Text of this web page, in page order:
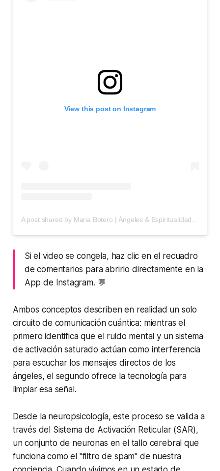
View this post on Instagram
A post shared by Maria Botero | Ángeles & Espiritualidad (@mariaboterob)
Si el video se congela, haz clic en el recuadro
de comentarios para abrirlo directamente en la
App de Instagram. 💬
Ambos conceptos describen en realidad un solo
circuito de comunicación cuántica: mientras el
primero identifica que el ruido mental y un sistema
de activación saturado actúan como interferencia
para escuchar los mensajes directos de los
ángeles, el segundo ofrece la tecnología para
limpiar esa señal.
Desde la neuropsicología, este proceso se valida a
través del Sistema de Activación Reticular (SAR),
un conjunto de neuronas en el tallo cerebral que
funciona como el "filtro de spam" de nuestra